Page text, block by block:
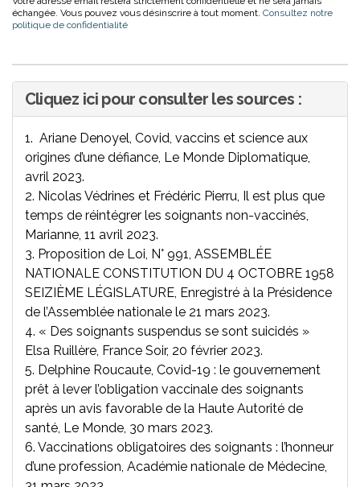
échangée. Vous pouvez vous désinscrire à tout moment. Consultez notre
politique de confidentialité
Cliquez ici pour consulter les sources :
1. Ariane Denoyel, Covid, vaccins et science aux
origines d’une défiance, Le Monde Diplomatique,
avril 2023.
2. Nicolas Védrines et Frédéric Pierru, Il est plus que
temps de réintégrer les soignants non-vaccinés,
Marianne, 11 avril 2023.
3. Proposition de Loi, N° 991, ASSEMBLÉE
NATIONALE CONSTITUTION DU 4 OCTOBRE 1958
SEIZIÈME LÉGISLATURE, Enregistré à la Présidence
de l’Assemblée nationale le 21 mars 2023.
4. « Des soignants suspendus se sont suicidés »
Elsa Ruillère, France Soir, 20 février 2023.
5. Delphine Roucaute, Covid-19 : le gouvernement
prêt à lever l’obligation vaccinale des soignants
après un avis favorable de la Haute Autorité de
santé, Le Monde, 30 mars 2023.
6. Vaccinations obligatoires des soignants : l’honneur
d’une profession, Académie nationale de Médecine,